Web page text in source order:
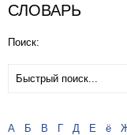
СЛОВАРЬ
Поиск:
А Б В Г Д Е ё